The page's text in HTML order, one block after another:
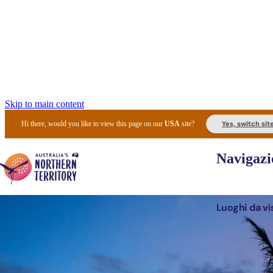
Skip to main content
Hi there, would you like to view this page on ourUSA site? Yes, switch
Luoghi da
I